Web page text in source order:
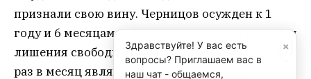
признали свою вину. Черницов осужден к 1
году и 6 месяцам, а Иванов к 1 году и 3 месяцам
лишения свободы (условно). Они обязаны один
раз в месяц являться на регистрацию в
×
Здравствуйте! У вас есть
вопросы? Приглашаем вас в
наш чат - общаемся,